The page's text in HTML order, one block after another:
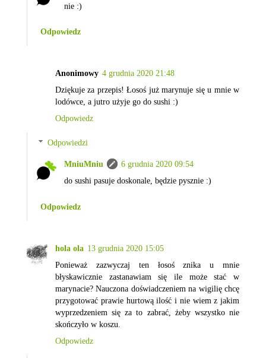
nie :)
Odpowiedz
Anonimowy 4 grudnia 2020 21:48
Dziękuje za przepis! Łosoś już marynuje się u mnie w
lodówce, a jutro użyje go do sushi :)
Odpowiedz
Odpowiedzi
MniuMniu
6 grudnia 2020 09:54
do sushi pasuje doskonale, będzie pysznie :)
Odpowiedz
hola ola 13 grudnia 2020 15:05
Ponieważ zazwyczaj ten łosoś znika u mnie
błyskawicznie zastanawiam się ile może stać w
marynacie? Nauczona doświadczeniem na wigilię chcę
przygotować prawie hurtową ilość i nie wiem z jakim
wyprzedzeniem się za to zabrać, żeby wszystko nie
skończyło w koszu.
Odpowiedz